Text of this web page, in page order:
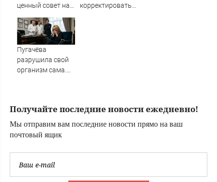
ценный совет на
добрый настрой,
который снизит
риск
корректировать
Пугачёва
разрушила свой
организм сама.
Получайте последние новости ежедневно!
Мы отправим вам последние новости прямо на ваш
почтовый ящик